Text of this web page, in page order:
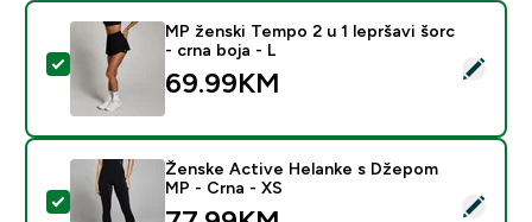
Select this product - MP ženski Tempo 2 u 1 lepršavi
MP ženski Tempo 2 u 1 lepršavi šorc
- crna boja - L
69.99KM‎
Select this product - Ženske Active Helanke s
Ženske Active Helanke s Džepom
MP - Crna - XS